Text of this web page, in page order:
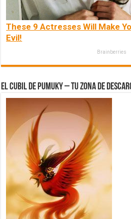
These 9 Actresses Will Make
Evil!
Brainberries
El Cubil de Pumuky – Tu zona de